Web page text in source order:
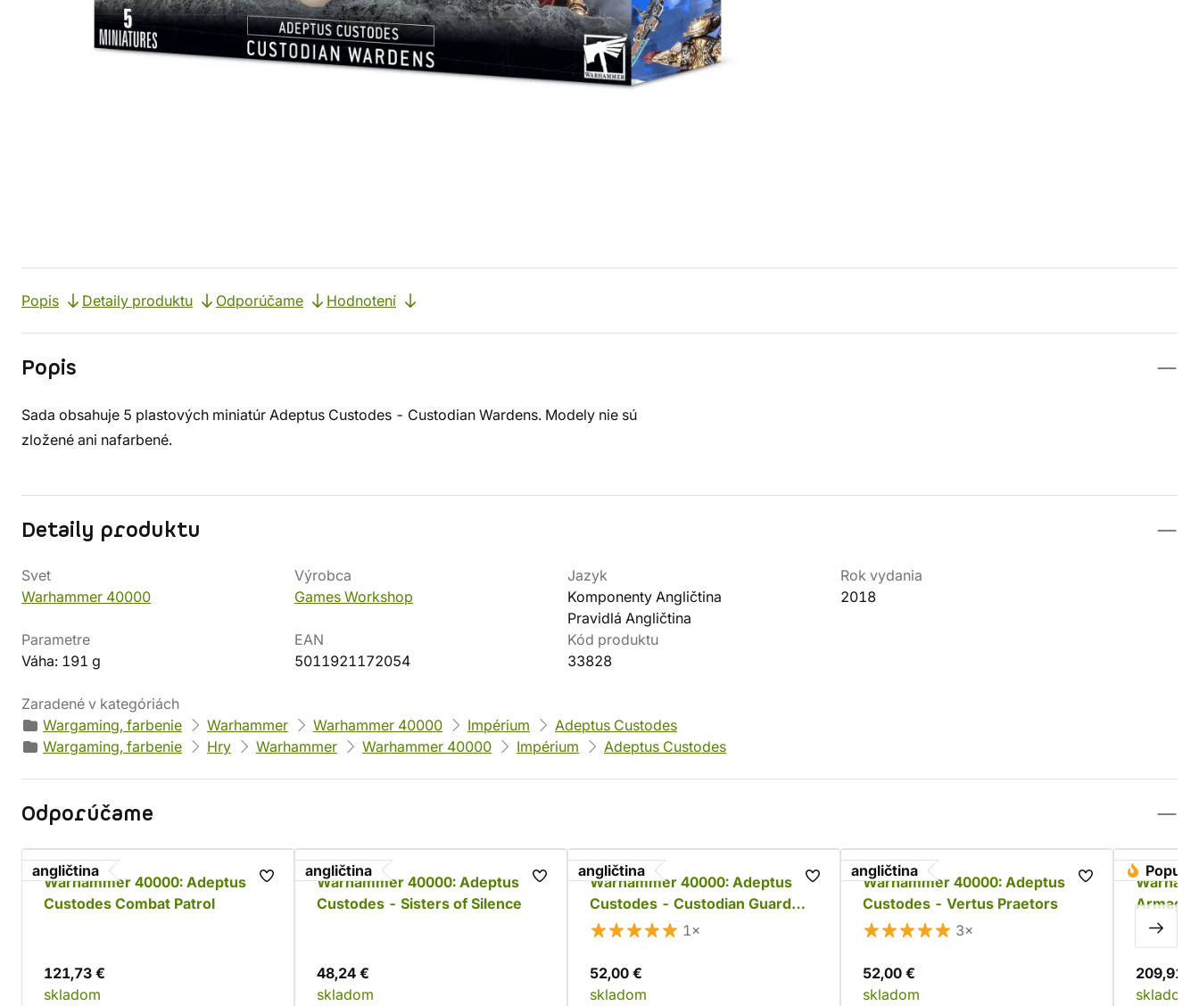
Popis Detaily produktu Odporúčame Hodnotení
Popis
Sada obsahuje 5 plastových miniatúr Adeptus Custodes - Custodian Wardens. Modely nie sú
zložené ani nafarbené.
Detaily produktu
Svet
Warhammer 40000
Výrobca
Games Workshop
Jazyk
Komponenty Angličtina
Pravidlá Angličtina
Rok vydania
2018
Parametre
Váha: 191 g
EAN
5011921172054
Kód produktu
33828
Zaradené v kategóriách
Wargaming, farbenie
Warhammer Warhammer 40000 Impérium
Adeptus Custodes
Wargaming, farbenie
Hry Warhammer Warhammer 40000 Impérium Adeptus Custodes
Odporúčame
angličtina
Warhammer 40000: Adeptus
Custodes Combat Patrol
121,73 €
skladom
angličtina
Warhammer 40000: Adeptus
Custodes - Sisters of Silence
48,24 €
skladom
angličtina
Warhammer 40000: Adeptus
Custodes - Custodian Guard
Squad
1×
52,00 €
skladom
angličtina
Warhammer 40000: Adeptus
Custodes - Vertus Praetors
3×
52,00 €
skladom
209,91 €
skladom